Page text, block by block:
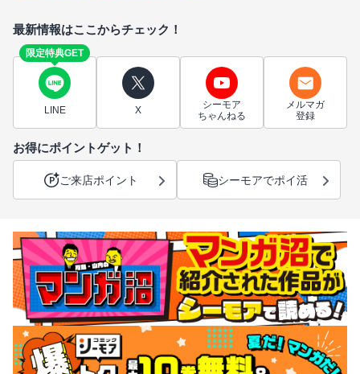
最新情報はここからチェック！
限定特典GET
LINE X
シーモア
ちゃんねる
メルマガ
登録
お得にポイントゲット！
ご来店ポイント シーモアでポイ活